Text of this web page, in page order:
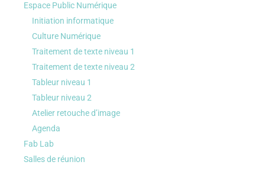
Espace Public Numérique
Initiation informatique
Culture Numérique
Traitement de texte niveau 1
Traitement de texte niveau 2
Tableur niveau 1
Tableur niveau 2
Atelier retouche d’image
Agenda
Fab Lab
Salles de réunion